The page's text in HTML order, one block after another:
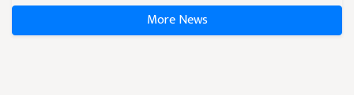
More News